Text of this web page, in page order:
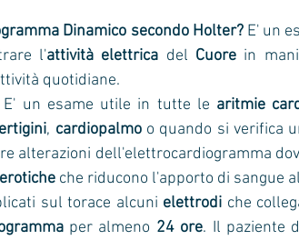
Dinamico secondo Holter? E' un
l'attività elettrica del Cuore in
quotidiane.
E' un esame utile in tutte le aritmie
, cardiopalmo o quando si verifica
alterazioni dell'elettrocardiogramma
che riducono l'apporto di sangue
sul torace alcuni elettrodi che
per almeno 24 ore